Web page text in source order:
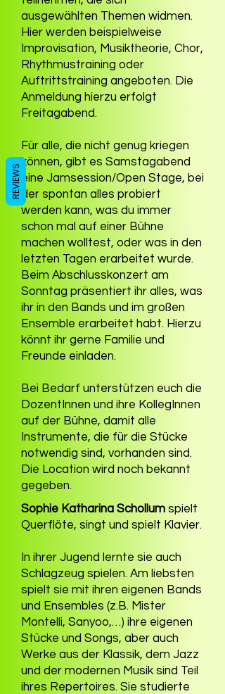
ausgewählten Themen widmen.
Hier werden beispielweise
Improvisation, Musiktheorie, Chor,
Rhythmustraining oder
Auftrittstraining angeboten. Die
Anmeldung hierzu erfolgt
Freitagabend.
Für alle, die nicht genug kriegen
können, gibt es Samstagabend
eine Jamsession/Open Stage, bei
der spontan alles probiert
werden kann, was du immer
schon mal auf einer Bühne
machen wolltest, oder was in den
letzten Tagen erarbeitet wurde.
Beim Abschlusskonzert am
Sonntag präsentiert ihr alles, was
ihr in den Bands und im großen
Ensemble erarbeitet habt. Hierzu
könnt ihr gerne Familie und
Freunde einladen.
Bei Bedarf unterstützen euch die
DozentInnen und ihre KollegInnen
auf der Bühne, damit alle
Instrumente, die für die Stücke
notwendig sind, vorhanden sind.
Die Location wird noch bekannt
gegeben.
Sophie Katharina Schollum spielt
Querflöte, singt und spielt Klavier.
In ihrer Jugend lernte sie auch
Schlagzeug spielen. Am liebsten
spielt sie mit ihren eigenen Bands
und Ensembles (z.B. Mister
Montelli, Sanyoo,…) ihre eigenen
Stücke und Songs, aber auch
Werke aus der Klassik, dem Jazz
und der modernen Musik sind Teil
ihres Repertoires. Sie studierte
REVIEWS